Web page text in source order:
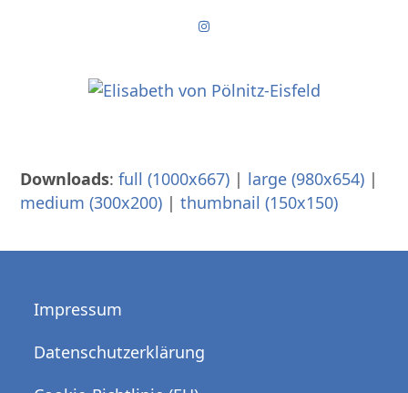
Instagram
Downloads:full (1000x667) | large (980x654) |
medium (300x200) |thumbnail (150x150)
Impressum
Datenschutzerklärung